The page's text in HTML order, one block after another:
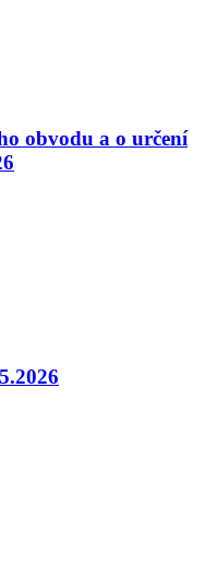
obvodu a o určení